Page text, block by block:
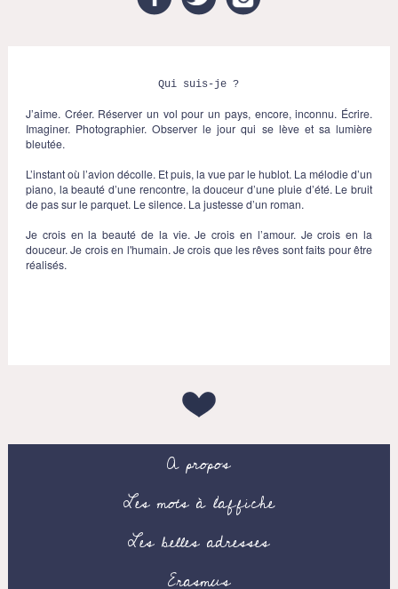
Qui suis-je ?
J’aime. Créer. Réserver un vol pour un pays, encore, inconnu. Écrire.
Imaginer. Photographier. Observer le jour qui se lève et sa lumière
bleutée.
L’instant où l’avion décolle. Et puis, la vue par le hublot. La mélodie d’un
piano, la beauté d’une rencontre, la douceur d’une pluie d’été. Le bruit
de pas sur le parquet. Le silence. La justesse d’un roman.
Je crois en la beauté de la vie. Je crois en l’amour. Je crois en la
douceur. Je crois en l'humain. Je crois que les rêves sont faits pour être
réalisés.
A propos
Les mots à l’affiche
Les belles adresses
Erasmus